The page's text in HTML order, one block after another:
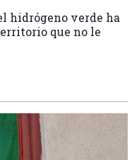
hidrógeno verde ha
que no le